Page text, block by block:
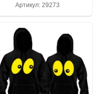
Артикул: 29273